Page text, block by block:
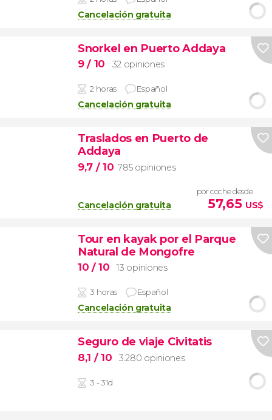
Cancelación gratuita
Snorkel en Puerto Addaya
9/ 10 32 opiniones
2 horas Español
Cancelación gratuita
Traslados en Puerto de
Addaya
9,7 / 10 785 opiniones
Cancelación gratuita
por coche desde
57,65 US$
Tour en kayak por el Parque
Natural de Mongofre
10 / 10 13 opiniones
3 horas Español
Cancelación gratuita
Seguro de viaje Civitatis
8,1 / 10 3.280 opiniones
3 - 31d